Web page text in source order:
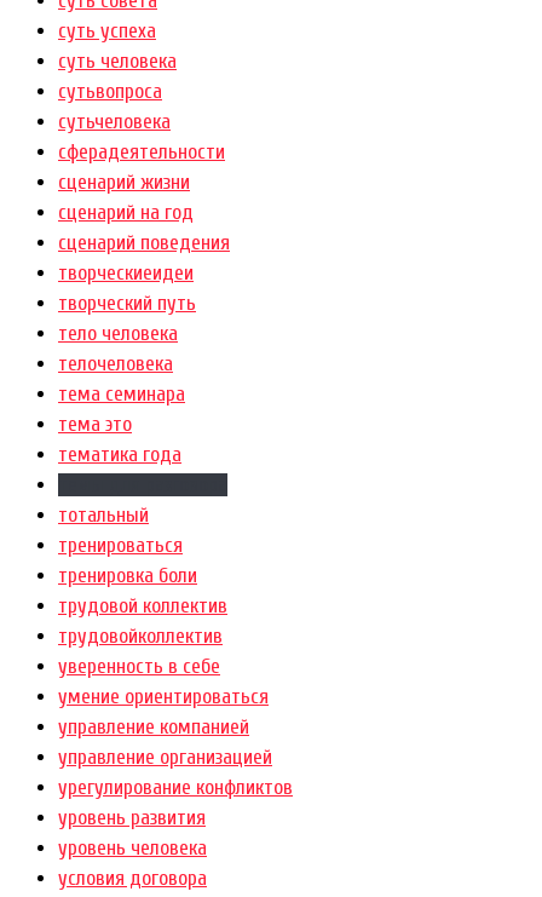
суть успеха
суть человека
сутьвопроса
сутьчеловека
сферадеятельности
сценарий жизни
сценарий на год
сценарий поведения
творческиеидеи
творческий путь
тело человека
телочеловека
тема семинара
тема это
тематика года
тотальный
тренироваться
тренировка боли
трудовой коллектив
трудовойколлектив
уверенность в себе
умение ориентироваться
управление компанией
управление организацией
урегулирование конфликтов
уровень развития
уровень человека
условия договора